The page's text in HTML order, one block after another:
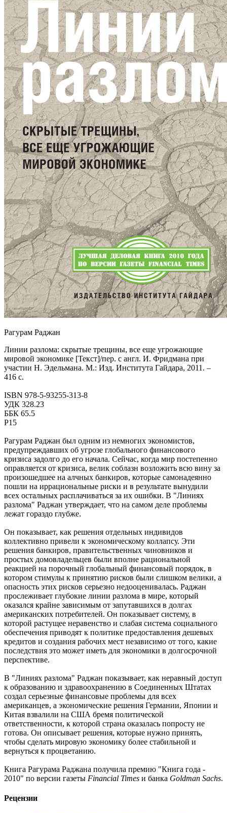
Рагурам Раджан
Линии разлома: скрытые трещины, все еще угрожающие
мировой экономике [Текст]/пер. с англ. И. Фридмана при
участии Н. Эдельмана. М.: Изд. Института Гайдара, 2011. –
416 с.
ISBN 978-5-93255-313-8
УДК 328.23
ББК 65.5
Р15
Рагурам Раджан был одним из немногих экономистов,
предупреждавших об угрозе глобального финансового
кризиса задолго до его начала. Сейчас, когда мир постепенно
оправляется от кризиса, велик соблазн возложить всю вину за
произошедшее на алчных банкиров, которые самонадеянно
пошли на иррациональные риски и в результате вынудили
всех остальных расплачиваться за их ошибки. В "Линиях
разлома" Раджан утверждает, что на самом деле проблемы
лежат гораздо глубже.
Он показывает, как решения отдельных индивидов
коллективно привели к экономическому коллапсу. Эти
решения банкиров, правительственных чиновников и
простых домовладельцев были вполне рациональной
реакцией на порочный глобальный финансовый порядок, в
котором стимулы к принятию рисков были слишком велики, а
опасность этих рисков серьезно недооценивалась. Раджан
прослеживает глубокие линии разлома в мире, который
оказался крайне зависимым от запутавшихся в долгах
американских потребителей. Он показывает систему, в
которой растущее неравенство и слабая система социального
обеспечения приводят к политике предоставления дешевых
кредитов и создания рабочих мест независимо от того, какие
последствия это может иметь для экономики в долгосрочной
перспективе.
В "Линиях разлома" Раджан показывает, как неравный доступ
к образованию и здравоохранению в Соединенных Штатах
создал серьезные финансовые проблемы для всех
американцев, а экономические решения Германии, Японии и
Китая взвалили на США бремя политической
ответственности, к которой страна оказалась попросту не
готова. Он описывает решения, которые нужно принять,
чтобы сделать мировую экономику более стабильной и
вернуться к процветанию.
Книга Рагурама Раджана получила премию "Книга года -
2010" по версии газеты Financial Times и банка Goldman Sachs.
Рецензии